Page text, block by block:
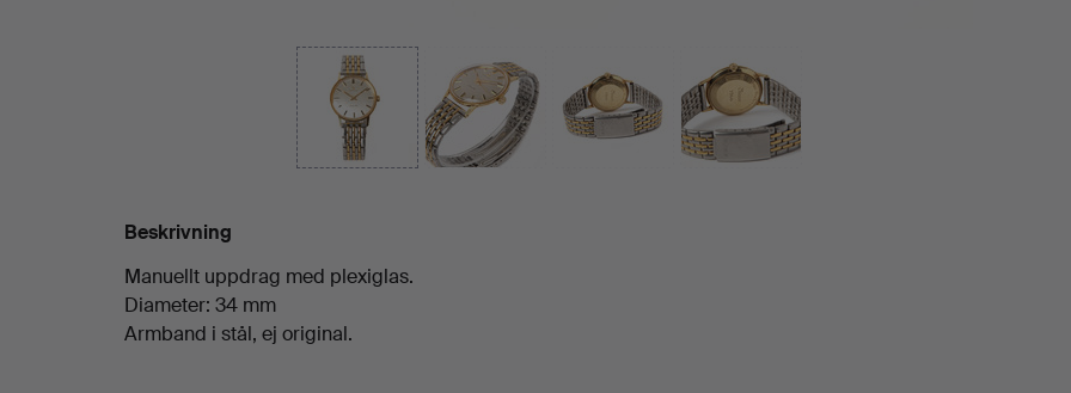
Beskrivning
Manuellt uppdrag med plexiglas.
Diameter: 34 mm
Armband i stål, ej original.